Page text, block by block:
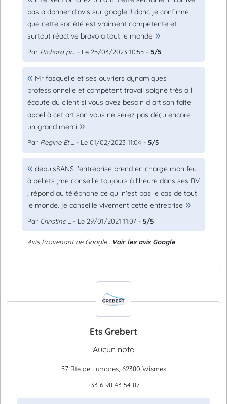
pas a donner d'avis sur google !! donc je confirme
que cette société est vraiment competente et
surtout réactive bravo a tout le monde
Par Richard pr... - Le 25/03/2023 10:55 - 5/5
Mr fasquelle et ses ouvriers dynamiques
professionnelle et compétent travail soigné très a l
écoute du client si vous avez besoin d artisan faite
appel à cet artisan vous ne serez pas déçu encore
un grand merci
Par Regine Et ... - Le 01/02/2023 11:04 - 5/5
depuis8ANS l'entreprise prend en charge mon feu
à pellets ;me conseille toujours à l'heure dans ses RV
; répond au téléphone ce qui n'est pas le cas de tout
le monde. je conseille vivement cette entreprise
Par Christine ... - Le 29/01/2021 11:07 - 5/5
Avis Provenant de Google : Voir les avis Google
Ets Grebert
Aucun note
57 Rte de Lumbres, 62380 Wismes
+33 6 98 43 54 87